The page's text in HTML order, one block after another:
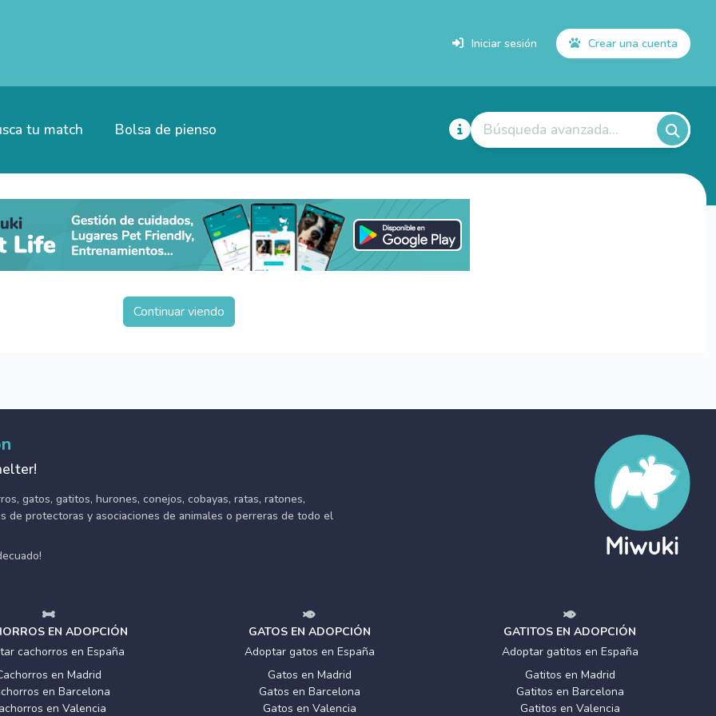
Iniciar sesión Crear una cuenta
tu match Bolsa de pienso Búsqueda avanzada...
Continuar viendo
gatos, gatitos, hurones, conejos, cobayas, ratas, ratones,
de protectoras y asociaciones de animales o perreras de todo el
EN ADOPCIÓN
cachorros en España
en Madrid
en Barcelona
en Valencia
GATOS EN ADOPCIÓN
Adoptar gatos en España
Gatos en Madrid
Gatos en Barcelona
Gatos en Valencia
GATITOS EN ADOPCIÓN
Adoptar gatitos en España
Gatitos en Madrid
Gatitos en Barcelona
Gatitos en Valencia